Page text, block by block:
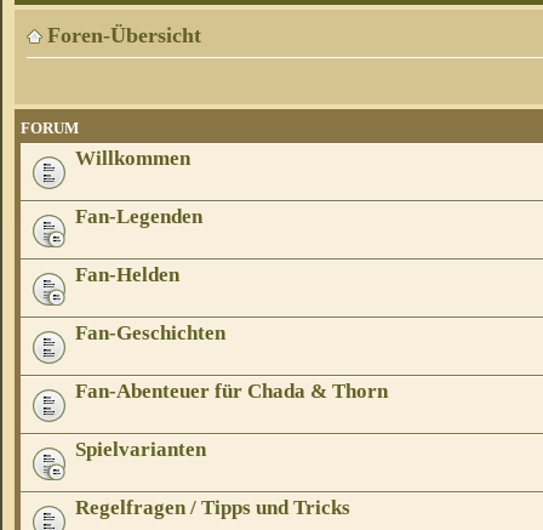
Foren-Übersicht
FORUM
Willkommen
Fan-Legenden
Fan-Helden
Fan-Geschichten
Fan-Abenteuer für Chada & Thorn
Spielvarianten
Regelfragen / Tipps und Tricks